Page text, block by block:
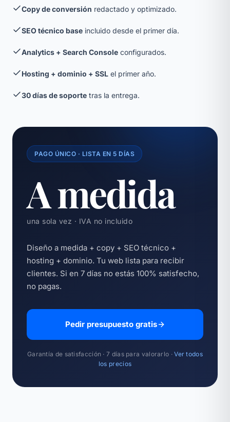
Copy de conversión redactado y optimizado.
SEO técnico base incluido desde el primer día.
Analytics + Search Console configurados.
Hosting + dominio + SSL el primer año.
30 días de soporte tras la entrega.
PAGO ÚNICO · LISTA EN 5 DÍAS
A medida
una sola vez · IVA no incluido
Diseño a medida + copy + SEO técnico +
hosting + dominio. Tu web lista para recibir
clientes. Si en 7 días no estás 100% satisfecho,
no pagas.
Pedir presupuesto gratis
Garantía de satisfacción · 7 días para valorarlo ·Ver todos
los precios